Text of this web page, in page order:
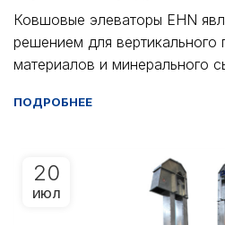
Ковшовые элеваторы EHN
решением для вертикального
материалов и минерального
ПОДРОБНЕЕ
20
ИЮЛ